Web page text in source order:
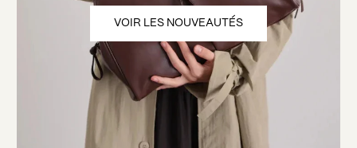
VOIR LES NOUVEAUTÉS